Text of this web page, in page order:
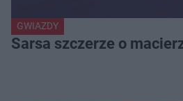
GWIAZDY
Sarsa szczerze o